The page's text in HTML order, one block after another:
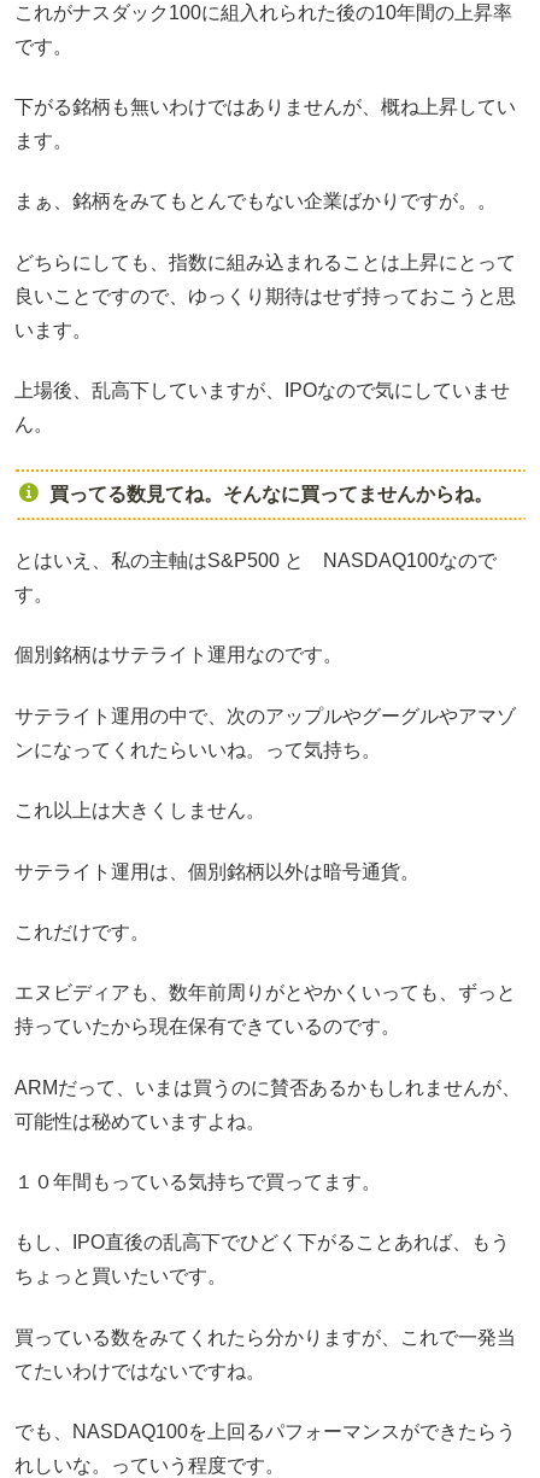
これがナスダック100に組入れられた後の10年間の上昇率
です。
下がる銘柄も無いわけではありませんが、概ね上昇してい
ます。
まぁ、銘柄をみてもとんでもない企業ばかりですが。。
どちらにしても、指数に組み込まれることは上昇にとって
良いことですので、ゆっくり期待はせず持っておこうと思
います。
上場後、乱高下していますが、IPOなので気にしていませ
ん。
買ってる数見てね。そんなに買ってませんからね。
とはいえ、私の主軸はS&P500 と NASDAQ100なので
す。
個別銘柄はサテライト運用なのです。
サテライト運用の中で、次のアップルやグーグルやアマゾ
ンになってくれたらいいね。って気持ち。
これ以上は大きくしません。
サテライト運用は、個別銘柄以外は暗号通貨。
これだけです。
エヌビディアも、数年前周りがとやかくいっても、ずっと
持っていたから現在保有できているのです。
ARMだって、いまは買うのに賛否あるかもしれませんが、
可能性は秘めていますよね。
１０年間もっている気持ちで買ってます。
もし、IPO直後の乱高下でひどく下がることあれば、もう
ちょっと買いたいです。
買っている数をみてくれたら分かりますが、これで一発当
てたいわけではないですね。
でも、NASDAQ100を上回るパフォーマンスができたらう
れしいな。っていう程度です。